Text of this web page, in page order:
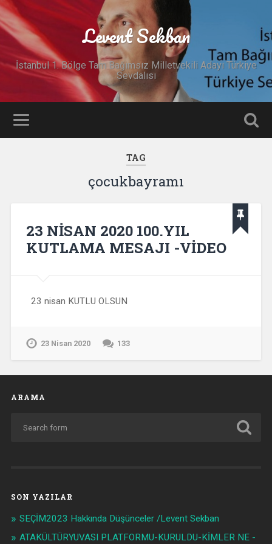
Levent Sekban
İstanbul 1. Bölge Tam Bağımsız Milletvekili Adayı Türkiye
Sevdalısı
TAG
çocukbayramı
23 NİSAN 2020 100.YIL
KUTLAMA MESAJI -VİDEO
23 nisan KUTLU OLSUN
23 Nisan 2020 133
ARAMA
SON YAZILAR
SEÇİM2023 Hakkında Düşünceler /Levent Sekban
ATAKÜLTÜRYUVASI PLATFORMU-KURULDU-KİMLER NE -